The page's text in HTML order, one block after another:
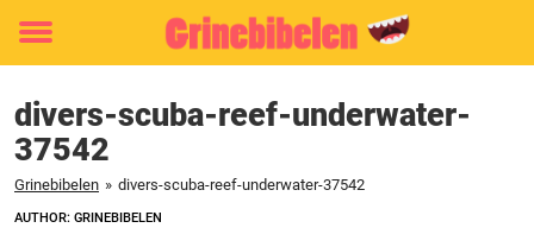
Toggle
divers-scuba-reef-underwater-
37542
Grinebibelen » divers-scuba-reef-underwater-37542
AUTHOR: GRINEBIBELEN